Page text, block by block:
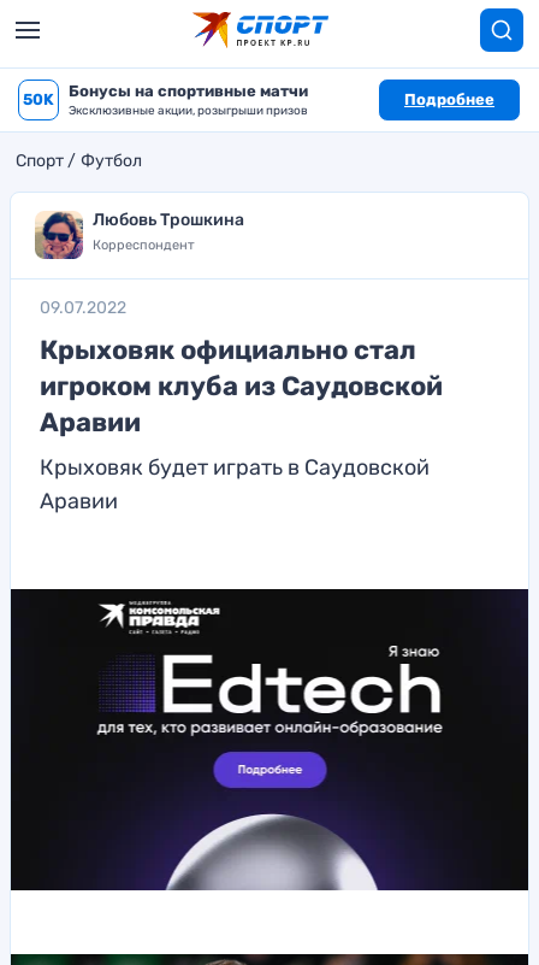
50K Бонусы на спортивные матчи
Эксклюзивные акции, розыгрыши призов
Подробнее
Спорт Футбол
Любовь Трошкина
Корреспондент
09.07.2022
Крыховяк официально стал
игроком клуба из Саудовской
Аравии
Крыховяк будет играть в Саудовской
Аравии